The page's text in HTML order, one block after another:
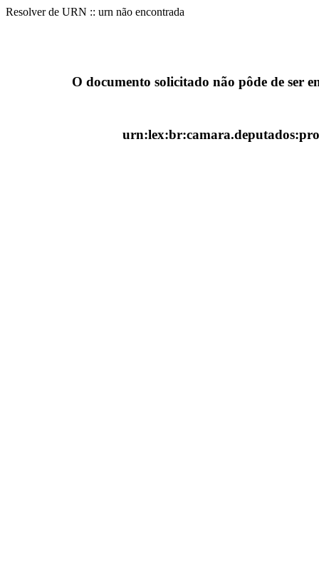
Resolver de URN :: urn não encontrada
O documento solicitado não pôde de ser